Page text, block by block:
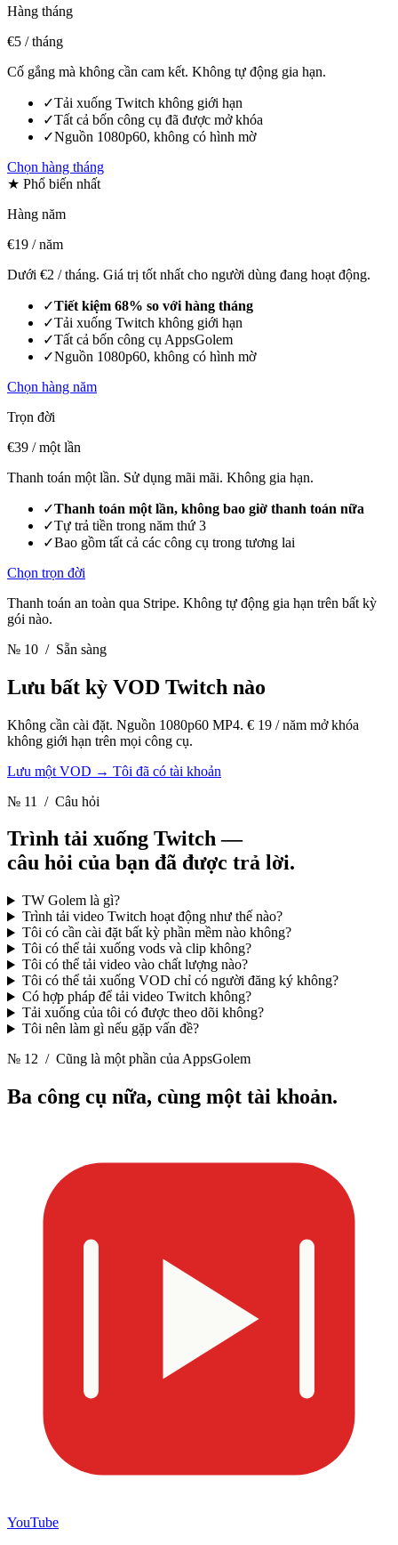
Hàng tháng
€5 / tháng
Cố gắng mà không cần cam kết. Không tự động gia hạn.
✓Tải xuống Twitch không giới hạn
✓Tất cả bốn công cụ đã được mở khóa
✓Nguồn 1080p60, không có hình mờ
Chọn hàng tháng
★ Phổ biến nhất
Hàng năm
€19 / năm
Dưới €2 / tháng. Giá trị tốt nhất cho người dùng đang hoạt động.
✓Tiết kiệm 68% so với hàng tháng
✓Tải xuống Twitch không giới hạn
✓Tất cả bốn công cụ AppsGolem
✓Nguồn 1080p60, không có hình mờ
Chọn hàng năm
Trọn đời
€39 / một lần
Thanh toán một lần. Sử dụng mãi mãi. Không gia hạn.
✓Thanh toán một lần, không bao giờ thanh toán nữa
✓Tự trả tiền trong năm thứ 3
✓Bao gồm tất cả các công cụ trong tương lai
Chọn trọn đời
Thanh toán an toàn qua Stripe. Không tự động gia hạn trên bất kỳ
gói nào.
№ 10 / Sẵn sàng
Lưu bất kỳ VOD Twitch nào
Không cần cài đặt. Nguồn 1080p60 MP4. € 19 / năm mở khóa
không giới hạn trên mọi công cụ.
Lưu một VOD → Tôi đã có tài khoản
№ 11
/ Câu hỏi
Trình tải xuống Twitch —
câu hỏi của bạn đã được trả lời.
TW Golem là gì?
Trình tải video Twitch hoạt động như thế nào?
Tôi có cần cài đặt bất kỳ phần mềm nào không?
Tôi có thể tải xuống vods và clip không?
Tôi có thể tải video vào chất lượng nào?
Tôi có thể tải xuống VOD chỉ có người đăng ký không?
Có hợp pháp để tải video Twitch không?
Tải xuống của tôi có được theo dõi không?
Tôi nên làm gì nếu gặp vấn đề?
№ 12 / Cũng là một phần của AppsGolem
Ba công cụ nữa, cùng một tài khoản.
YouTube